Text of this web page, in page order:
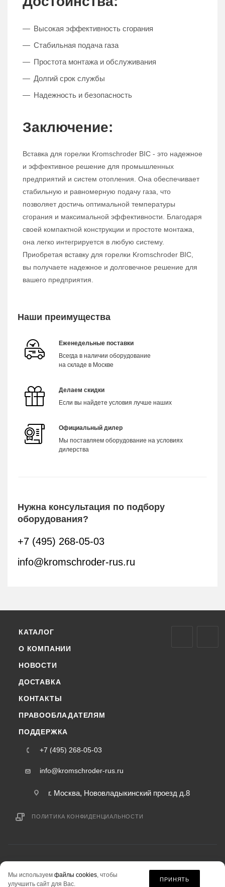
Высокая эффективность сгорания
Стабильная подача газа
Простота монтажа и обслуживания
Долгий срок службы
Надежность и безопасность
Заключение:
Вставка для горелки Kromschroder BIC - это надежное
и эффективное решение для промышленных
предприятий и систем отопления. Она обеспечивает
стабильную и равномерную подачу газа, что
позволяет достичь оптимальной температуры
сгорания и максимальной эффективности. Благодаря
своей компактной конструкции и простоте монтажа,
она легко интегрируется в любую систему.
Приобретая вставку для горелки Kromschroder BIC,
вы получаете надежное и долговечное решение для
вашего предприятия.
Наши преимущества
Еженедельные поставки
Всегда в наличии оборудование
на складе в Москве
Делаем скидки
Если вы найдете условия лучше наших
Официальный дилер
Мы поставляем оборудование на условиях
дилерства
Нужна консультация по подбору
оборудования?
+7 (495) 268-05-03
info@kromschroder-rus.ru
КАТАЛОГ
О КОМПАНИИ
НОВОСТИ
ДОСТАВКА
КОНТАКТЫ
ПРАВООБЛАДАТЕЛЯМ
ПОДДЕРЖКА
+7 (495) 268-05-03
info@kromschroder-rus.ru
г. Москва, Нововладыкинский проезд д.8
ПОЛИТИКА КОНФИДЕНЦИАЛЬНОСТИ
информация на сайте «kromschroder-rus.ru» не является публичной офертой.
Мы используем файлы cookies, чтобы
улучшить сайт для Вас.
ПРИНЯТЬ